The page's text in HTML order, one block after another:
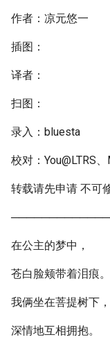
作者：凉元悠一
插图：
译者：
扫图：
录入：bluesta
校对：You@LTRS
转载请先申请 不可
在公主的梦中，
苍白脸颊带着泪痕。
我俩坐在菩提树下，
深情地互相拥抱。